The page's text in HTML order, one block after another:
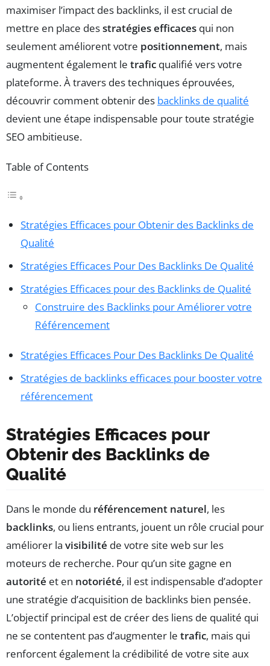
maximiser l’impact des backlinks, il est crucial de
mettre en place desstratégies efficaces qui non
seulement améliorent votre positionnement, mais
augmentent également le trafic qualifié vers votre
plateforme. À travers des techniques éprouvées,
découvrir comment obtenir des backlinks de qualité
devient une étape indispensable pour toute stratégie
SEO ambitieuse.
Table of Contents
Stratégies Efficaces pour Obtenir des Backlinks de
Qualité
Stratégies Efficaces Pour Des Backlinks De Qualité
Stratégies Efficaces pour des Backlinks de Qualité
Construire des Backlinks pour Améliorer votre
Référencement
Stratégies Efficaces Pour Des Backlinks De Qualité
Stratégies de backlinks efficaces pour booster votre
référencement
Stratégies Efficaces pour
Obtenir des Backlinks de
Qualité
Dans le monde du référencement naturel, les
backlinks, ou liens entrants, jouent un rôle crucial pour
améliorer la visibilité de votre site web sur les
moteurs de recherche. Pour qu’un site gagne en
autorité et en notoriété, il est indispensable d’adopter
une stratégie d’acquisition de backlinks bien pensée.
L’objectif principal est de créer des liens de qualité qui
ne se contentent pas d’augmenter le trafic, mais qui
renforcent également la crédibilité de votre site aux